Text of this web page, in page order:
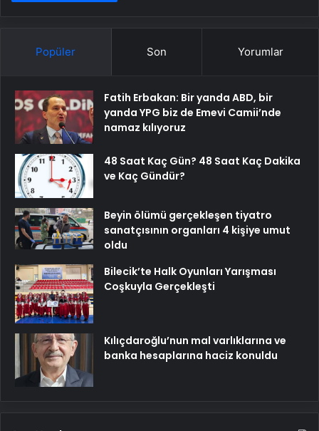
Popüler Son Yorumlar
Fatih Erbakan: Bir yanda ABD, bir
yanda YPG biz de Emevi Camii’nde
namaz kılıyoruz
48 Saat Kaç Gün? 48 Saat Kaç Dakika
ve Kaç Gündür?
Beyin ölümü gerçekleşen tiyatro
sanatçısının organları 4 kişiye umut
oldu
Bilecik’te Halk Oyunları Yarışması
Coşkuyla Gerçekleşti
Kılıçdaroğlu’nun mal varlıklarına ve
banka hesaplarına haciz konuldu